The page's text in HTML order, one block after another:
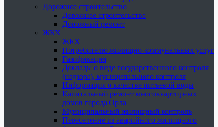
Дорожное строительство
Дорожное строительство
Дорожный ремонт
ЖКХ
ЖКХ
Потребителю жилищно-коммунальных услуг
Газификация
Доклады о виде государственного контроля
(надзора), муниципального контроля
Информация о качестве питьевой воды
Капитальный ремонт многоквартирных
домов города Орла
Муниципальный жилищный контроль
Переселение из аварийного жилищного